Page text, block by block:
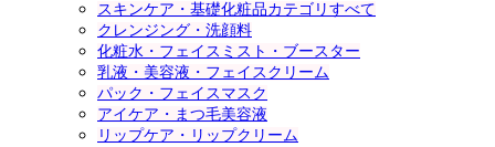
スキンケア・基礎化粧品カテゴリすべて
クレンジング・洗顔料
化粧水・フェイスミスト・ブースター
乳液・美容液・フェイスクリーム
パック・フェイスマスク
アイケア・まつ毛美容液
リップケア・リップクリーム